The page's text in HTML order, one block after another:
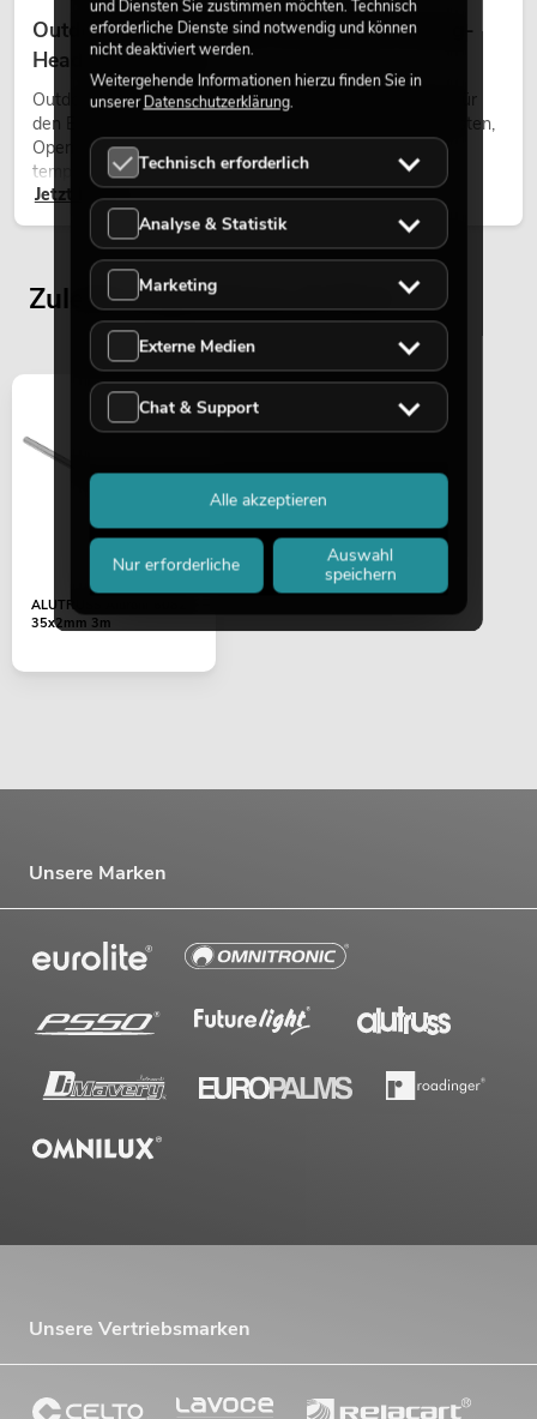
Outdoor Moving-Heads: Wetterfeste Moving-
Heads bei Events
Outdoor Moving-Heads sind bewegliche Scheinwerfer für
den Einsatz im Freien. Sie werden bei Festivals, Stadtfesten,
Open-Air-Konzerten, Architekturinszenierungen und
temporären Außeninstallationen eingesetzt.
Jetzt lesen
Zuletzt angesehene Artikel
ALUTRUSS Alurohr 6082
35x2mm 3m
Unsere Marken
Unsere Vertriebsmarken
und Diensten Sie zustimmen möchten. Technisch
erforderliche Dienste sind notwendig und können
nicht deaktiviert werden.
Weitergehende Informationen hierzu finden Sie in
unsererDatenschutzerklärung.
Technisch erforderlich
Analyse & Statistik
Marketing
Externe Medien
Chat & Support
Nur erforderliche
Auswahl
speichern
Alle akzeptieren